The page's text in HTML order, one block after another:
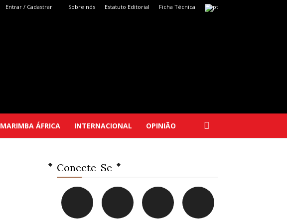
Entrar / Cadastrar Sobre nós Estatuto Editorial Ficha Técnica
MARIMBA ÁFRICA INTERNACIONAL OPINIÃO
Conecte-Se